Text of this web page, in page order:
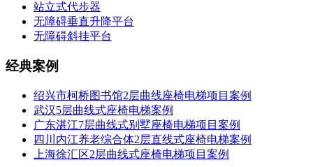
站立式代步器
无障碍垂直升降平台
无障碍斜挂平台
经典案例
绍兴市柯桥图书馆2层曲线座椅电梯项目案例
武汉5层曲线式座椅电梯案例
广东湛江7层曲线式别墅座椅电梯项目案例
四川内江养老综合体2层直线式座椅电梯案例
上海徐汇区2层曲线式座椅电梯项目案例